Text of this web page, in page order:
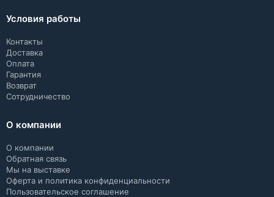
Условия работы
Контакты
Доставка
Оплата
Гарантия
Возврат
Сотрудничество
О компании
О компании
Обратная связь
Мы на выставке
Оферта и политика конфиденциальности
Пользовательское соглашение